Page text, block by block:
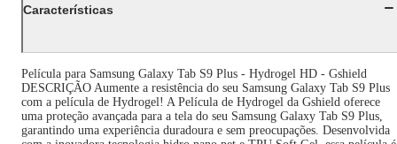
Características
Película para Samsung Galaxy Tab S9 Plus - Hydrogel HD - Gshield
DESCRIÇÃO Aumente a resistência do seu Samsung Galaxy Tab S9 Plus
com a película de Hydrogel! A Película de Hydrogel da Gshield oferece
uma proteção avançada para a tela do seu Samsung Galaxy Tab S9 Plus,
garantindo uma experiência duradoura e sem preocupações. Desenvolvida